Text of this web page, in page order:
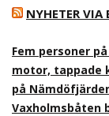
NYHETER VIA
Fem personer
motor, tappade
på
Vaxholmsbåten